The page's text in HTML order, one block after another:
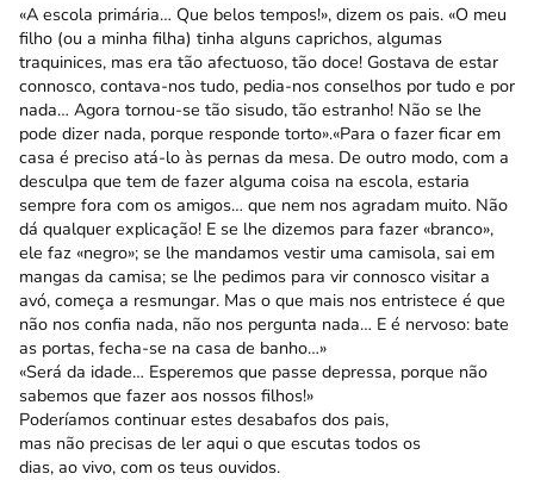
«A escola primária… Que belos tempos!», dizem os pais. «O meu
filho (ou a minha filha) tinha alguns caprichos, algumas
traquinices, mas era tão afectuoso, tão doce! Gostava de estar
connosco, contava-nos tudo, pedia-nos conselhos por tudo e por
nada… Agora tornou-se tão sisudo, tão estranho! Não se lhe
pode dizer nada, porque responde torto».«Para o fazer ficar em
casa é preciso atá-lo às pernas da mesa. De outro modo, com a
desculpa que tem de fazer alguma coisa na escola, estaria
sempre fora com os amigos… que nem nos agradam muito. Não
dá qualquer explicação! E se lhe dizemos para fazer «branco»,
ele faz «negro»; se lhe mandamos vestir uma camisola, sai em
mangas da camisa; se lhe pedimos para vir connosco visitar a
avó, começa a resmungar. Mas o que mais nos entristece é que
não nos confia nada, não nos pergunta nada… E é nervoso: bate
as portas, fecha-se na casa de banho…»
«Será da idade… Esperemos que passe depressa, porque não
sabemos que fazer aos nossos filhos!»
Poderíamos continuar estes desabafos dos pais,
mas não precisas de ler aqui o que escutas todos os
dias, ao vivo, com os teus ouvidos.